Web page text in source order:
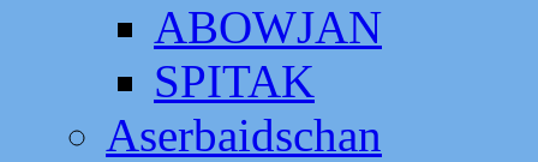
ABOWJAN
SPITAK
Aserbaidschan